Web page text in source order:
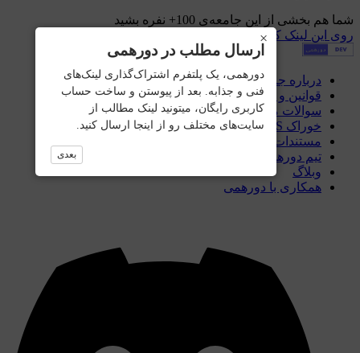
هم بخشی از این جامعه‌ی+100نفره بشید
این لینک کلیک کنید
درباره جامعه
قوانین و مقررات
سوالات متداول
خوراک RSS
مستندات API
تیم دورهمی
وبلاگ
همکاری با دورهمی
×
ارسال مطلب در دورهمی
دورهمی، یک پلتفرم اشتراک‌گذاری لینک‌های
فنی و جذابه. بعد از پیوستن و ساخت حساب
کاربری رایگان، میتونید لینک مطالب از
سایت‌های مختلف رو از اینجا ارسال کنید.
بعدی